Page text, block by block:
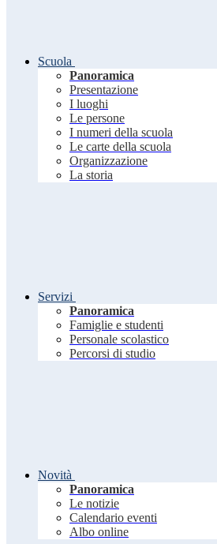
Scuola
Panoramica
Presentazione
I luoghi
Le persone
I numeri della scuola
Le carte della scuola
Organizzazione
La storia
Servizi
Panoramica
Famiglie e studenti
Personale scolastico
Percorsi di studio
Novità
Panoramica
Le notizie
Calendario eventi
Albo online